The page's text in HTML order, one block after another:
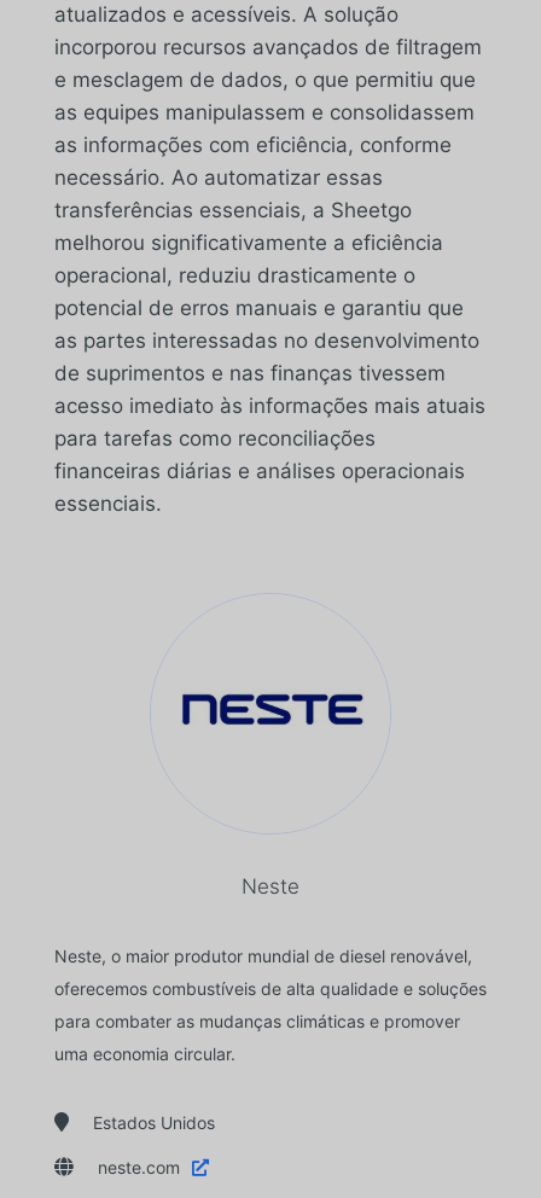
atualizados e acessíveis. A solução
incorporou recursos avançados de filtragem
e mesclagem de dados, o que permitiu que
as equipes manipulassem e consolidassem
as informações com eficiência, conforme
necessário. Ao automatizar essas
transferências essenciais, a Sheetgo
melhorou significativamente a eficiência
operacional, reduziu drasticamente o
potencial de erros manuais e garantiu que
as partes interessadas no desenvolvimento
de suprimentos e nas finanças tivessem
acesso imediato às informações mais atuais
para tarefas como reconciliações
financeiras diárias e análises operacionais
essenciais.
Neste
Neste, o maior produtor mundial de diesel renovável,
oferecemos combustíveis de alta qualidade e soluções
para combater as mudanças climáticas e promover
uma economia circular.
 Estados Unidos
 neste.com 